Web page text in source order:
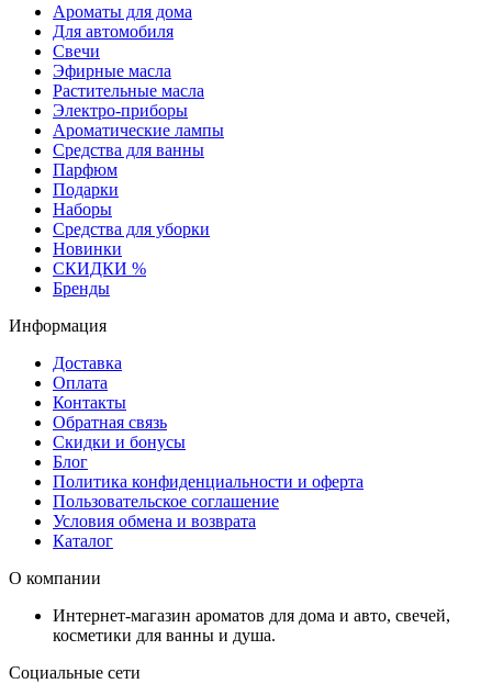
Ароматы для дома
Для автомобиля
Свечи
Эфирные масла
Растительные масла
Электро-приборы
Ароматические лампы
Средства для ванны
Парфюм
Подарки
Наборы
Средства для уборки
Новинки
СКИДКИ %
Бренды
Информация
Доставка
Оплата
Контакты
Обратная связь
Скидки и бонусы
Блог
Политика конфиденциальности и оферта
Пользовательское соглашение
Условия обмена и возврата
Каталог
О компании
Интернет-магазин ароматов для дома и авто, свечей,
косметики для ванны и душа.
Социальные сети